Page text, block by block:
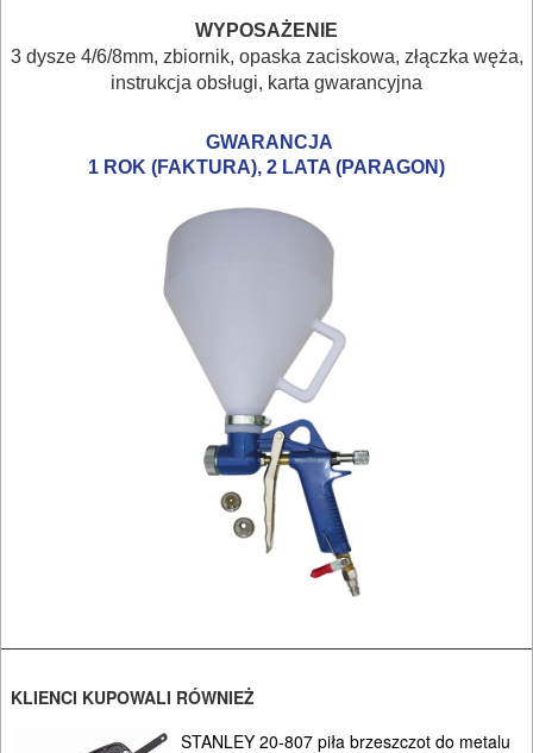
WARSZTATOWE
I
RĘCZNE
HYDRAULICZNE
NARZĘDZIA
INSTALACYJNE,
PNEUMATYCZNE
Narzędzia
Akcesoria
WYPOSAŻENIE
3 dysze 4/6/8mm, zbiornik, opaska zaciskowa, złączka węża,
instrukcja obsługi, karta gwarancyjna
GWARANCJA
1 ROK (FAKTURA), 2 LATA (PARAGON)
KLIENCI KUPOWALI RÓWNIEŻ
STANLEY 20-807 piła brzeszczot do metalu